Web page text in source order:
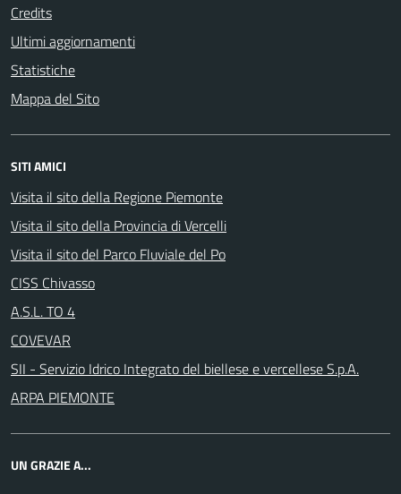
Credits
Ultimi aggiornamenti
Statistiche
Mappa del Sito
SITI AMICI
Visita il sito della Regione Piemonte
Visita il sito della Provincia di Vercelli
Visita il sito del Parco Fluviale del Po
CISS Chivasso
A.S.L. TO 4
COVEVAR
SII - Servizio Idrico Integrato del biellese e vercellese S.p.A.
ARPA PIEMONTE
UN GRAZIE A...